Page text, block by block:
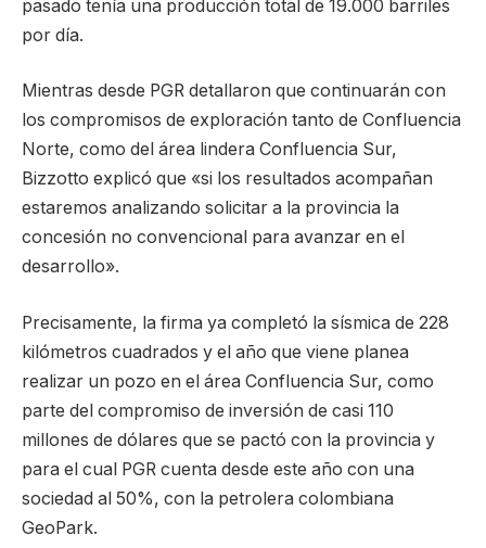
pasado tenía una producción total de 19.000 barriles
por día.
Mientras desde PGR detallaron que continuarán con
los compromisos de exploración tanto de Confluencia
Norte, como del área lindera Confluencia Sur,
Bizzotto explicó que «si los resultados acompañan
estaremos analizando solicitar a la provincia la
concesión no convencional para avanzar en el
desarrollo».
Precisamente, la firma ya completó la sísmica de 228
kilómetros cuadrados y el año que viene planea
realizar un pozo en el área Confluencia Sur, como
parte del compromiso de inversión de casi 110
millones de dólares que se pactó con la provincia y
para el cual PGR cuenta desde este año con una
sociedad al 50%, con la petrolera colombiana
GeoPark.